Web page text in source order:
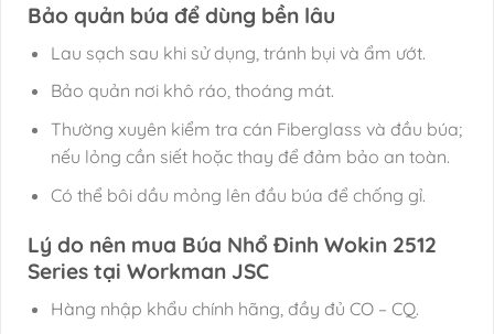
Bảo quản búa để dùng bền lâu
Lau sạch sau khi sử dụng, tránh bụi và ẩm ướt.
Bảo quản nơi khô ráo, thoáng mát.
Thường xuyên kiểm tra cán Fiberglass và đầu búa;
nếu lỏng cần siết hoặc thay để đảm bảo an toàn.
Có thể bôi dầu mỏng lên đầu búa để chống gỉ.
Lý do nên mua Búa Nhổ Đinh Wokin 2512
Series tại Workman JSC
Hàng nhập khẩu chính hãng, đầy đủ CO – CQ.